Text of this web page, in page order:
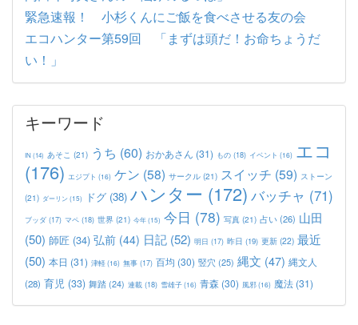
緊急速報！ 小杉くんにご飯を食べさせる友の会
エコハンター第59回 「まずは頭だ！お命ちょうだ
い！」
キーワード
IN(14) あそこ (21) うち (60) おかあさん (31) もの (18) イベント (16) エコ
(176) エジプト (16) ケン (58) サークル (21) スイッチ (59) ストーン
(21) ダーリン(15) ドグ (38) ハンター (172) バッチャ (71)
ブッダ (17) マペ (18) 世界 (21) 今年(15) 今日 (78) 写真 (21) 占い(26) 山田
(50) 師匠 (34) 弘前 (44) 日記 (52) 明日 (17) 昨日 (19) 更新 (22) 最近
(50) 本日 (31) 津軽(16) 無事 (17) 百均 (30) 竪穴 (25) 縄文 (47) 縄文人
(28) 育児 (33) 舞踏 (24) 連載 (18) 雪雄子(16) 青森 (30) 風邪(16) 魔法 (31)